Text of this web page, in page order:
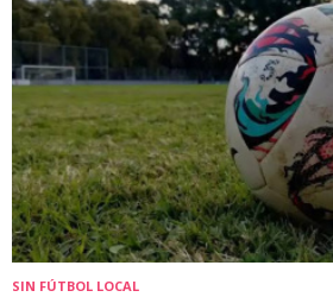
SIN FÚTBOL LOCAL